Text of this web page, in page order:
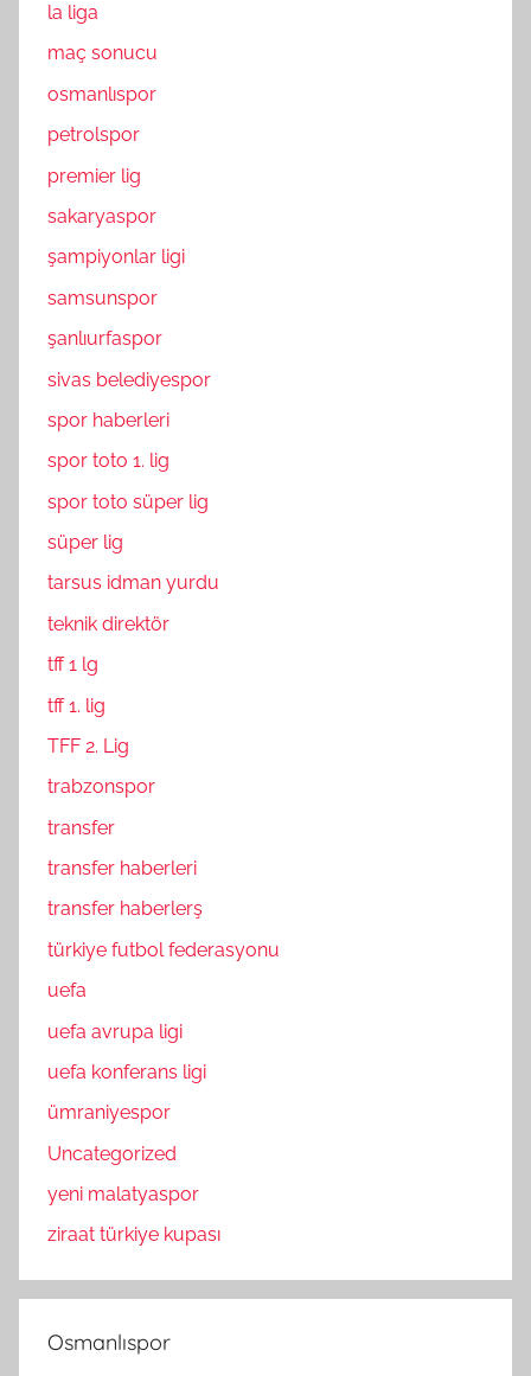
la liga
maç sonucu
osmanlıspor
petrolspor
premier lig
sakaryaspor
şampiyonlar ligi
samsunspor
şanlıurfaspor
sivas belediyespor
spor haberleri
spor toto 1. lig
spor toto süper lig
süper lig
tarsus idman yurdu
teknik direktör
tff 1 lg
tff 1. lig
TFF 2. Lig
trabzonspor
transfer
transfer haberleri
transfer haberlerş
türkiye futbol federasyonu
uefa
uefa avrupa ligi
uefa konferans ligi
ümraniyespor
Uncategorized
yeni malatyaspor
ziraat türkiye kupası
Osmanlıspor